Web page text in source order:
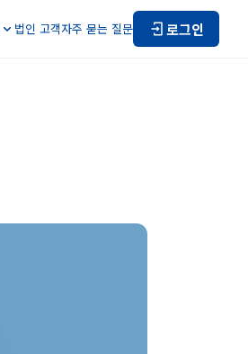
법인 고객자주 묻는 질문 로그인